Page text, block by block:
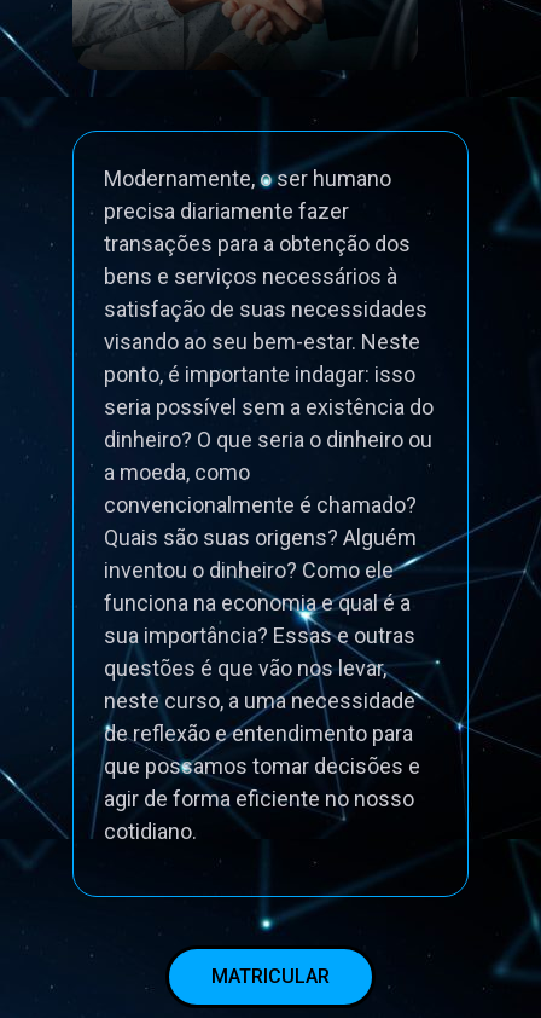
Modernamente, o ser humano
precisa diariamente fazer
transações para a obtenção dos
bens e serviços necessários à
satisfação de suas necessidades
visando ao seu bem-estar. Neste
ponto, é importante indagar: isso
seria possível sem a existência do
dinheiro? O que seria o dinheiro ou
a moeda, como
convencionalmente é chamado?
Quais são suas origens? Alguém
inventou o dinheiro? Como ele
funciona na economia e qual é a
sua importância? Essas e outras
questões é que vão nos levar,
neste curso, a uma necessidade
de reflexão e entendimento para
que possamos tomar decisões e
agir de forma eficiente no nosso
cotidiano.
MATRICULAR